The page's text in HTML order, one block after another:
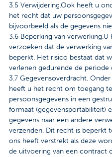
3.5 Verwijdering.Ook heeft u
het recht dat uw
bijvoorbeeld als de gegevens
3.6 Beperking van
verzoeken dat de verwerking
beperkt. Het risico bestaat dat
verlenen gedurende de
3.7 Gegevensoverdracht.
heeft u het recht om toegang
persoonsgegevens in een
formaat (gegevensportabiliteit)
gegevens naar een andere
verzenden. Dit recht is beperkt
ons heeft verstrekt als deze
de uitvoering van een contract